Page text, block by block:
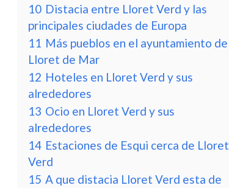
10 Distacia entre Lloret Verd y las
principales ciudades de Europa
11 Más pueblos en el ayuntamiento de
Lloret de Mar
12 Hoteles en Lloret Verd y sus
alrededores
13 Ocio en Lloret Verd y sus
alrededores
14 Estaciones de Esqui cerca de Lloret
Verd
15 A que distacia Lloret Verd esta de